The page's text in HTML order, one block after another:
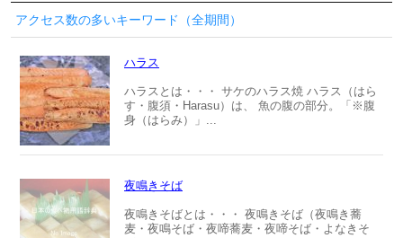
アクセス数の多いキーワード（全期間）
ハラス
ハラスとは・・・ サケのハラス焼 ハラス（はら
す・腹須・Harasu）は、 魚の腹の部分。「※腹
身（はらみ）」...
夜鳴きそば
夜鳴きそばとは・・・ 夜鳴きそば（夜鳴き蕎
麦・夜鳴そば・夜啼蕎麦・夜啼そば・よなきそ